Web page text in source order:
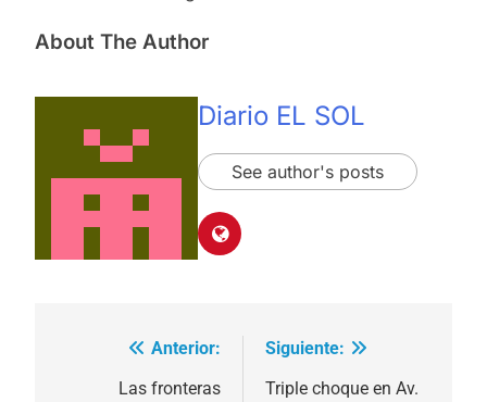
About The Author
Diario EL SOL
See author's posts
Navegación
Anterior:
Las fronteras
Siguiente:
Triple choque en Av.